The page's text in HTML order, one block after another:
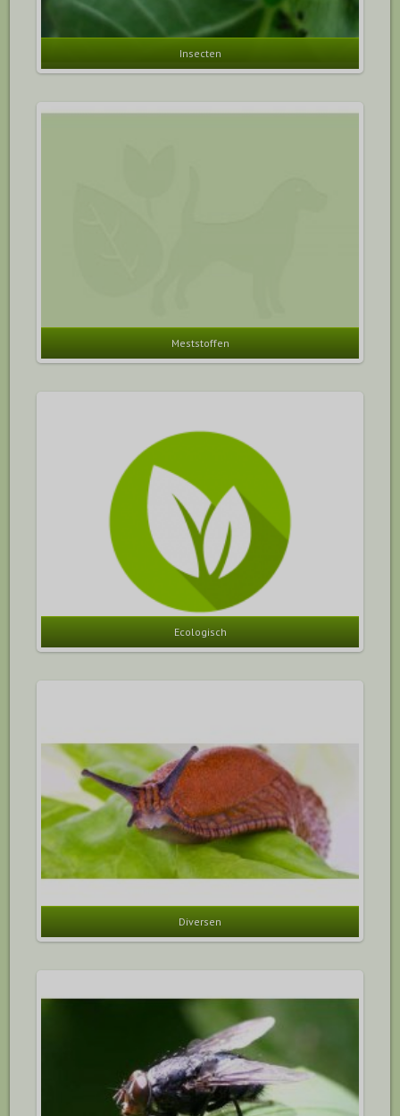
Insecten
Meststoffen
Ecologisch
Diversen